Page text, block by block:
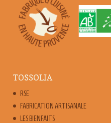
TOSSOLIA
RSE
FABRICATION ARTISANALE
LES BIENFAITS